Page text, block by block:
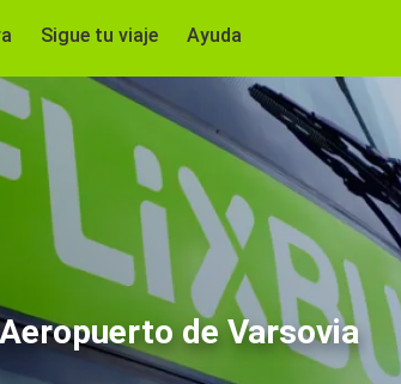
Sigue tu viaje Ayuda
de Varsovia